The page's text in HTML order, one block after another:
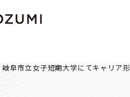
岐阜市立女子短期大学にてキャリア